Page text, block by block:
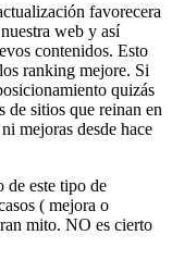
favorecera
web y así
contenidos. Esto
ranking mejore. Si
quizás
de sitios que reinan en
mejoras desde hace
de este tipo de
( mejora o
mito. NO es cierto